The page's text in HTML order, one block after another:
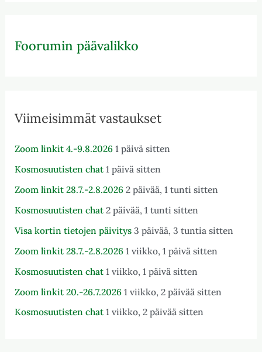
Foorumin päävalikko
Viimeisimmät vastaukset
Zoom linkit 4.-9.8.2026 1 päivä sitten
Kosmosuutisten chat 1 päivä sitten
Zoom linkit 28.7.-2.8.2026 2 päivää, 1 tunti sitten
Kosmosuutisten chat 2 päivää, 1 tunti sitten
Visa kortin tietojen päivitys 3 päivää, 3 tuntia sitten
Zoom linkit 28.7.-2.8.2026 1 viikko, 1 päivä sitten
Kosmosuutisten chat 1 viikko, 1 päivä sitten
Zoom linkit 20.-26.7.2026 1 viikko, 2 päivää sitten
Kosmosuutisten chat 1 viikko, 2 päivää sitten